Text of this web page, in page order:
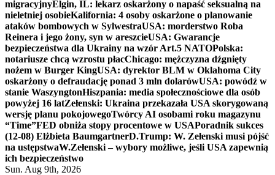
migracyjnyElgin, IL: lekarz oskarżony o napaść seksualną na
nieletniej osobieKalifornia: 4 osoby oskarżone o planowanie
ataków bombowych w SylwestraUSA: morderstwo Roba
Reinera i jego żony, syn w areszcieUSA: Gwarancje
bezpieczeństwa dla Ukrainy na wzór Art.5 NATOPolska:
notariusze chcą wzrostu płacChicago: mężczyzna dźgnięty
nożem w Burger KingUSA: dyrektor BLM w Oklahoma City
oskarżony o defraudację ponad 3 mln dolarówUSA: powódź w
stanie WaszyngtonHiszpania: media społecznościowe dla osób
powyżej 16 latZełenski: Ukraina przekazała USA skorygowaną
wersję planu pokojowegoTwórcy AI osobami roku magazynu
“Time”FED obniża stopy procentowe w USAPoradnik sukces
(12-08) Elżbieta BaumgartnerD.Trump: W. Zełenski musi pójść
na ustępstwaW.Zełenski – wybory możliwe, jeśli USA zapewnią
ich bezpieczeństwo
Sun. Aug 9th, 2026